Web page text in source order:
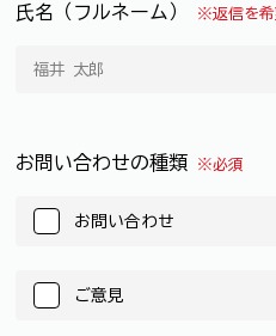
氏名（フルネーム） ※返信を希
お問い合わせの種類 ※必須
お問い合わせ
ご意見